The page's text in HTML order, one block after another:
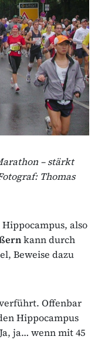
– stärkt
Thomas
also
kann durch
Beweise dazu
Offenbar
Hippocampus
ja… wenn mit 45